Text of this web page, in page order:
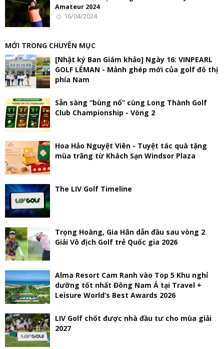
Amateur 2024
16/04/2024
MỚI TRONG CHUYÊN MỤC
[Nhật ký Ban Giám khảo] Ngày 16: VINPEARL
GOLF LÉMAN - Mảnh ghép mới của golf đô thị
phía Nam
Sẵn sàng “bùng nổ” cùng Long Thành Golf
Club Championship - Vòng 2
Hoa Hảo Nguyệt Viên - Tuyệt tác quà tặng
mùa trăng từ Khách Sạn Windsor Plaza
The LIV Golf Timeline
Trọng Hoàng, Gia Hân dẫn đầu sau vòng 2
Giải Vô địch Golf trẻ Quốc gia 2026
Alma Resort Cam Ranh vào Top 5 Khu nghỉ
dưỡng tốt nhất Đông Nam Á tại Travel +
Leisure World’s Best Awards 2026
LIV Golf chốt được nhà đầu tư cho mùa giải
2027